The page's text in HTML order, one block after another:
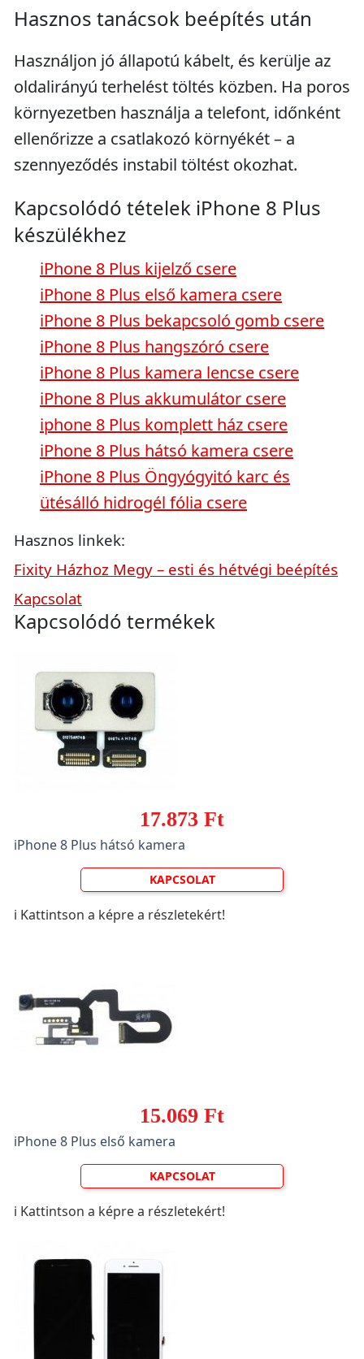
Hasznos tanácsok beépítés után
Használjon jó állapotú kábelt, és kerülje az
oldalirányú terhelést töltés közben. Ha poros
környezetben használja a telefont, időnként
ellenőrizze a csatlakozó környékét – a
szennyeződés instabil töltést okozhat.
Kapcsolódó tételek iPhone 8 Plus
készülékhez
iPhone 8 Plus kijelző csere
iPhone 8 Plus első kamera csere
iPhone 8 Plus bekapcsoló gomb csere
iPhone 8 Plus hangszóró csere
iPhone 8 Plus kamera lencse csere
iPhone 8 Plus akkumulátor csere
iphone 8 Plus komplett ház csere
iPhone 8 Plus hátsó kamera csere
iPhone 8 Plus Öngyógyitó karc és
ütésálló hidrogél fólia csere
Hasznos linkek:
Fixity Házhoz Megy – esti és hétvégi beépítés
Kapcsolat
Kapcsolódó termékek
17.873 Ft
iPhone 8 Plus hátsó kamera
KAPCSOLAT
ℹ️ Kattintson a képre a részletekért!
15.069 Ft
iPhone 8 Plus első kamera
KAPCSOLAT
ℹ️ Kattintson a képre a részletekért!